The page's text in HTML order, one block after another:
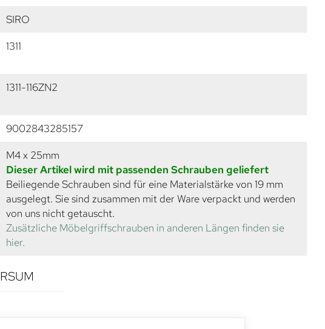
SIRO
1311
1311-116ZN2
9002843285157
M4 x 25mm
Dieser Artikel wird mit passenden Schrauben geliefert
Beiliegende Schrauben sind für eine Materialstärke von 19 mm
ausgelegt. Sie sind zusammen mit der Ware verpackt und werden
von uns nicht getauscht.
Zusätzliche Möbelgriffschrauben in anderen Längen finden sie
hier.